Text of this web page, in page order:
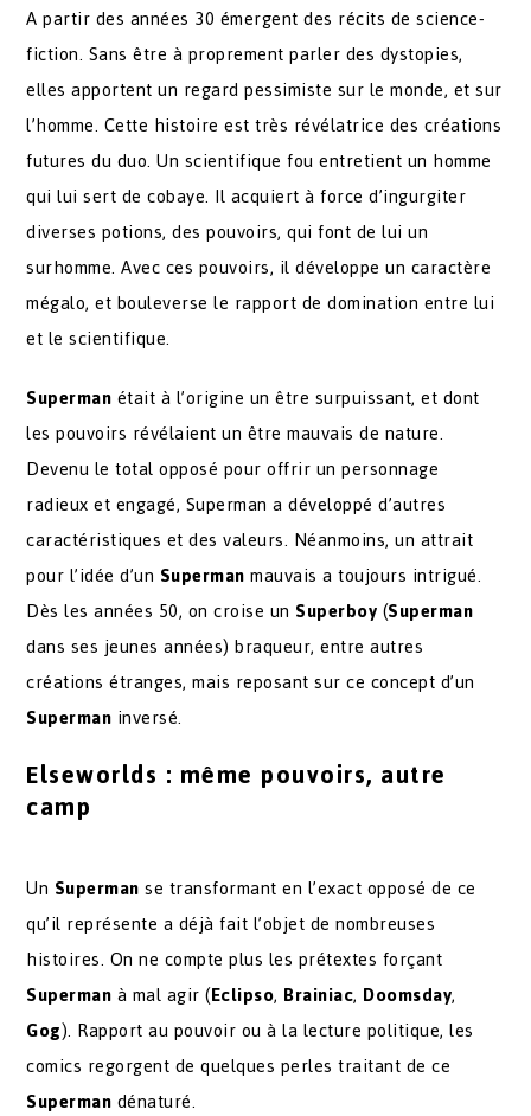
A partir des années 30 émergent des récits de science-
fiction. Sans être à proprement parler des dystopies,
elles apportent un regard pessimiste sur le monde, et sur
l’homme. Cette histoire est très révélatrice des créations
futures du duo. Un scientifique fou entretient un homme
qui lui sert de cobaye. Il acquiert à force d’ingurgiter
diverses potions, des pouvoirs, qui font de lui un
surhomme. Avec ces pouvoirs, il développe un caractère
mégalo, et bouleverse le rapport de domination entre lui
et le scientifique.
Supermanétait à l’origine un être surpuissant, et dont
les pouvoirs révélaient un être mauvais de nature.
Devenu le total opposé pour offrir un personnage
radieux et engagé, Superman a développé d’autres
caractéristiques et des valeurs. Néanmoins, un attrait
pour l’idée d’un Supermanmauvais a toujours intrigué.
Dès les années 50, on croise un Superboy(Superman
dans ses jeunes années) braqueur, entre autres
créations étranges, mais reposant sur ce concept d’un
Superman inversé.
Elseworlds : même pouvoirs, autre
camp
Un Supermanse transformant en l’exact opposé de ce
qu’il représente a déjà fait l’objet de nombreuses
histoires. On ne compte plus les prétextes forçant
Supermanà mal agir (Eclipso, Brainiac, Doomsday,
Gog). Rapport au pouvoir ou à la lecture politique, les
comics regorgent de quelques perles traitant de ce
Supermandénaturé.